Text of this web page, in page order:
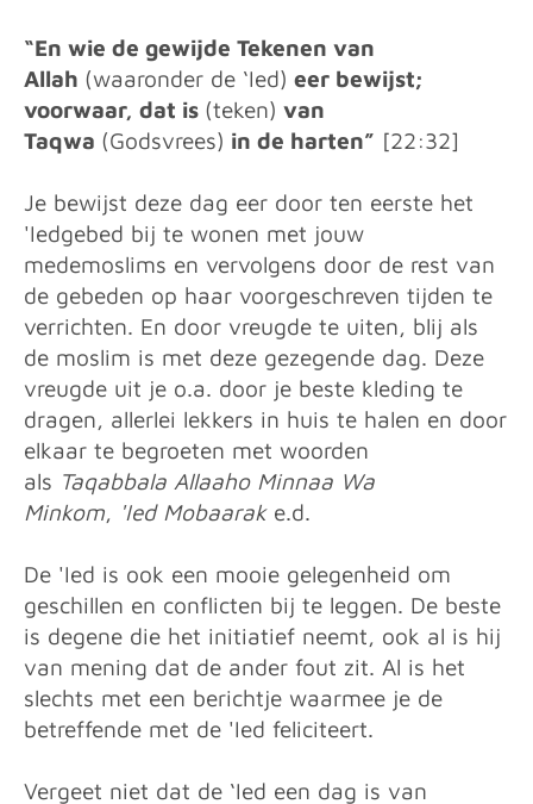
“En wie de gewijde Tekenen van
Allah (waaronder de ‘Ied) eer bewijst;
voorwaar, dat is (teken) van
Taqwa (Godsvrees) in de harten” [22:32]
Je bewijst deze dag eer door ten eerste het
'Iedgebed bij te wonen met jouw
medemoslims en vervolgens door de rest van
de gebeden op haar voorgeschreven tijden te
verrichten. En door vreugde te uiten, blij als
de moslim is met deze gezegende dag. Deze
vreugde uit je o.a. door je beste kleding te
dragen, allerlei lekkers in huis te halen en door
elkaar te begroeten met woorden
als Taqabbala Allaaho Minnaa Wa
Minkom, 'Ied Mobaarake.d.
De 'Ied is ook een mooie gelegenheid om
geschillen en conflicten bij te leggen. De beste
is degene die het initiatief neemt, ook al is hij
van mening dat de ander fout zit. Al is het
slechts met een berichtje waarmee je de
betreffende met de 'Ied feliciteert.
Vergeet niet dat de ‘Ied een dag is van